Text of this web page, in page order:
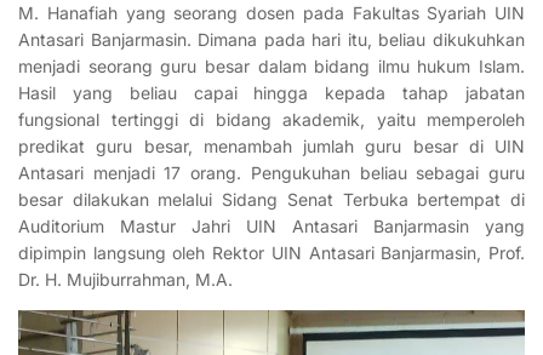
M. Hanafiah yang seorang dosen pada Fakultas Syariah UIN
Antasari Banjarmasin. Dimana pada hari itu, beliau dikukuhkan
menjadi seorang guru besar dalam bidang ilmu hukum Islam.
Hasil yang beliau capai hingga kepada tahap jabatan
fungsional tertinggi di bidang akademik, yaitu memperoleh
predikat guru besar, menambah jumlah guru besar di UIN
Antasari menjadi 17 orang. Pengukuhan beliau sebagai guru
besar dilakukan melalui Sidang Senat Terbuka bertempat di
Auditorium Mastur Jahri UIN Antasari Banjarmasin yang
dipimpin langsung oleh Rektor UIN Antasari Banjarmasin, Prof.
Dr. H. Mujiburrahman, M.A.